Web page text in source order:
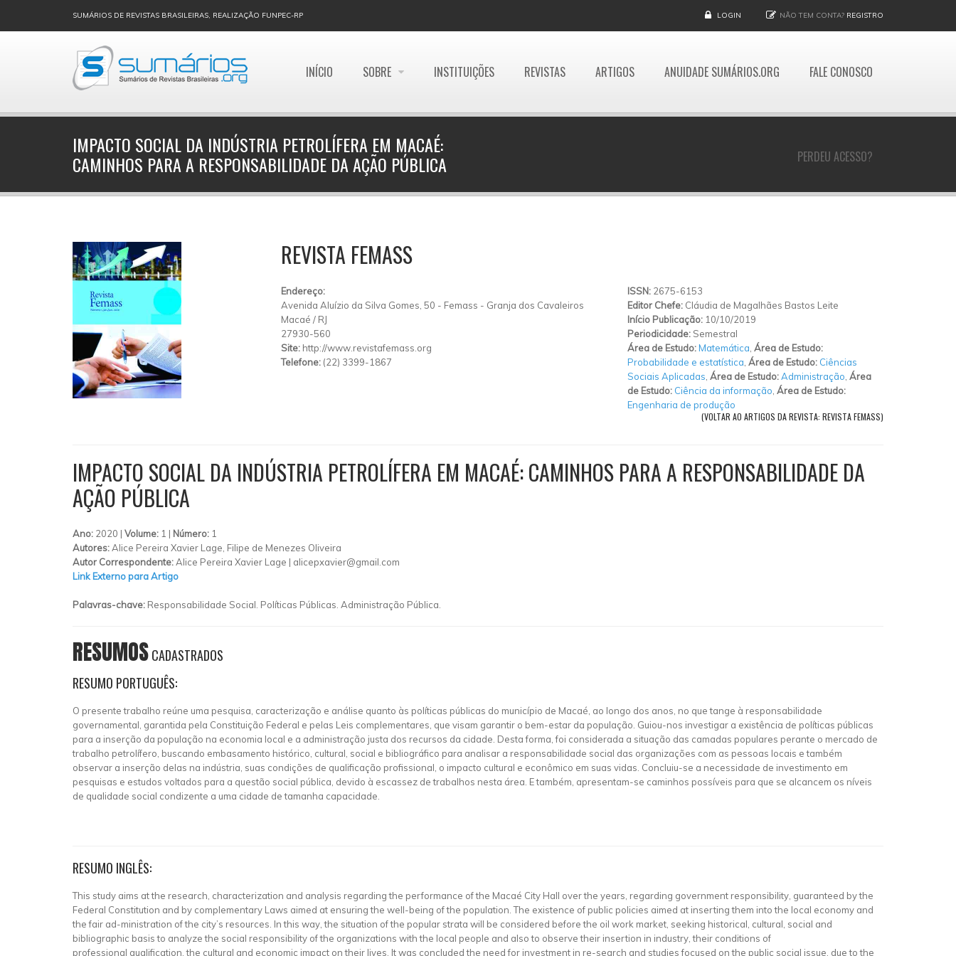
SUMÁRIOS DE REVISTAS BRASILEIRAS, REALIZAÇÃO FUNPEC-RP LOGIN NÃO TEM CONTA? REGISTRO
INÍCIO SOBRE INSTITUIÇÕES REVISTAS ARTIGOS ANUIDADE SUMÁRIOS.ORG FALE CONOSCO
PERDEU ACESSO?
IMPACTO SOCIAL DA INDÚSTRIA PETROLÍFERA EM MACAÉ:
CAMINHOS PARA A RESPONSABILIDADE DA AÇÃO PÚBLICA
REVISTA FEMASS
Endereço:
Avenida Aluízio da Silva Gomes, 50 - Femass - Granja dos Cavaleiros
Macaé / RJ
27930-560
Site: http://www.revistafemass.org
Telefone: (22) 3399-1867
ISSN: 2675-6153
Editor Chefe: Cláudia de Magalhães Bastos Leite
Início Publicação: 10/10/2019
Periodicidade: Semestral
Área de Estudo:Matemática Área de Estudo:
Probabilidade e estatística Área de Estudo: Ciências
Sociais Aplicadas Área de Estudo:Administração Área
de Estudo: Ciência da informação Área de Estudo:
Engenharia de produção
(VOLTAR AO ARTIGOS DA REVISTA: REVISTA FEMASS)
IMPACTO SOCIAL DA INDÚSTRIA PETROLÍFERA EM MACAÉ: CAMINHOS PARA A RESPONSABILIDADE DA
AÇÃO PÚBLICA
Ano: 2020 | Volume: 1 | Número: 1
Autores:Alice Pereira Xavier Lage, Filipe de Menezes Oliveira
Autor Correspondente:Alice Pereira Xavier Lage | alicepxavier@gmail.com
Link Externo para Artigo
Palavras-chave: Responsabilidade Social. Políticas Públicas. Administração Pública.
RESUMOSCADASTRADOS
RESUMO PORTUGUÊS:
O presente trabalho reúne uma pesquisa, caracterização e análise quanto às políticas públicas do município de Macaé, ao longo dos anos, no que tange à responsabilidade
governamental, garantida pela Constituição Federal e pelas Leis complementares, que visam garantir o bem-estar da população. Guiou-nos investigar a existência de políticas públicas
para a inserção da população na economia local e a administração justa dos recursos da cidade. Desta forma, foi considerada a situação das camadas populares perante o mercado de
trabalho petrolífero, buscando embasamento histórico, cultural, social e bibliográfico para analisar a responsabilidade social das organizações com as pessoas locais e também
observar a inserção delas na indústria, suas condições de qualificação profissional, o impacto cultural e econômico em suas vidas. Concluiu-se a necessidade de investimento em
pesquisas e estudos voltados para a questão social pública, devido à escassez de trabalhos nesta área. E também, apresentam-se caminhos possíveis para que se alcancem os níveis
de qualidade social condizente a uma cidade de tamanha capacidade.
RESUMO INGLÊS:
This study aims at the research, characterization and analysis regarding the performance of the Macaé City Hall over the years, regarding government responsibility, guaranteed by the
Federal Constitution and by complementary Laws aimed at ensuring the well-being of the population. The existence of public policies aimed at inserting them into the local economy and
the fair ad-ministration of the city’s resources. In this way, the situation of the popular strata will be considered before the oil work market, seeking historical, cultural, social and
bibliographic basis to analyze the social responsibility of the organizations with the local people and also to observe their insertion in industry, their conditions of
professional qualification, the cultural and economic impact on their lives. It was concluded the need for investment in re-search and studies focused on the public social issue, due to the